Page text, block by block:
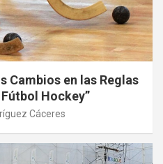
Cambios en las Reglas
Hockey”
Cáceres